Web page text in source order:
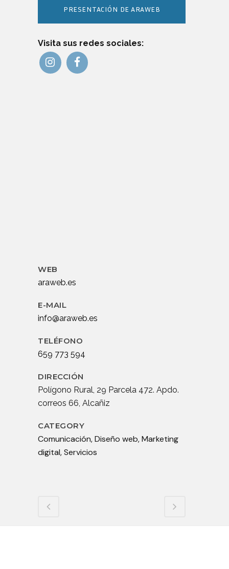
PRESENTACIÓN DE ARAWEB
Visita sus redes sociales:
WEB
araweb.es
E-MAIL
info@araweb.es
TELÉFONO
659 773 594
DIRECCIÓN
Polígono Rural, 29 Parcela 472. Apdo.
correos 66, Alcañiz
CATEGORY
Comunicación, Diseño web, Marketing
digital, Servicios